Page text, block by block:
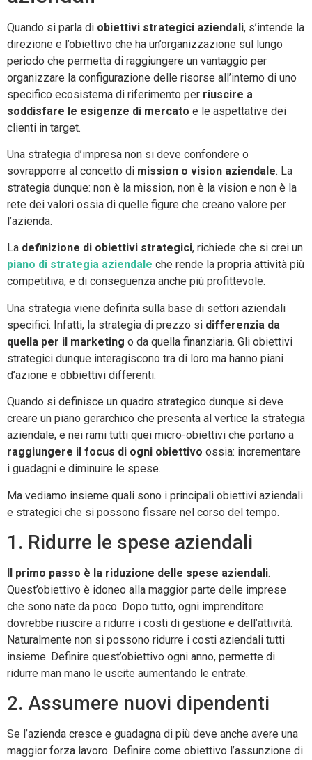
Quando si parla di obiettivi strategici aziendali, s’intende la
direzione e l’obiettivo che ha un’organizzazione sul lungo
periodo che permetta di raggiungere un vantaggio per
organizzare la configurazione delle risorse all’interno di uno
specifico ecosistema di riferimento per riuscire a
soddisfare le esigenze di mercato e le aspettative dei
clienti in target.
Una strategia d’impresa non si deve confondere o
sovrapporre al concetto di mission o vision aziendale. La
strategia dunque: non è la mission, non è la vision e non è la
rete dei valori ossia di quelle figure che creano valore per
l’azienda.
La definizione di obiettivi strategici, richiede che si crei un
piano di strategia aziendale che rende la propria attività più
competitiva, e di conseguenza anche più profittevole.
Una strategia viene definita sulla base di settori aziendali
specifici. Infatti, la strategia di prezzo si differenzia da
quella per il marketing o da quella finanziaria. Gli obiettivi
strategici dunque interagiscono tra di loro ma hanno piani
d’azione e obbiettivi differenti.
Quando si definisce un quadro strategico dunque si deve
creare un piano gerarchico che presenta al vertice la strategia
aziendale, e nei rami tutti quei micro-obiettivi che portano a
raggiungere il focus di ogni obiettivo ossia: incrementare
i guadagni e diminuire le spese.
Ma vediamo insieme quali sono i principali obiettivi aziendali
e strategici che si possono fissare nel corso del tempo.
1. Ridurre le spese aziendali
Il primo passo è la riduzione delle spese aziendali.
Quest’obiettivo è idoneo alla maggior parte delle imprese
che sono nate da poco. Dopo tutto, ogni imprenditore
dovrebbe riuscire a ridurre i costi di gestione e dell’attività.
Naturalmente non si possono ridurre i costi aziendali tutti
insieme. Definire quest’obiettivo ogni anno, permette di
ridurre man mano le uscite aumentando le entrate.
2. Assumere nuovi dipendenti
Se l’azienda cresce e guadagna di più deve anche avere una
maggior forza lavoro. Definire come obiettivo l’assunzione di